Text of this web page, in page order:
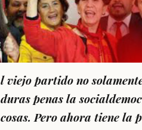
l viejo partido no
duras penas la
cosas. Pero ahora tiene la